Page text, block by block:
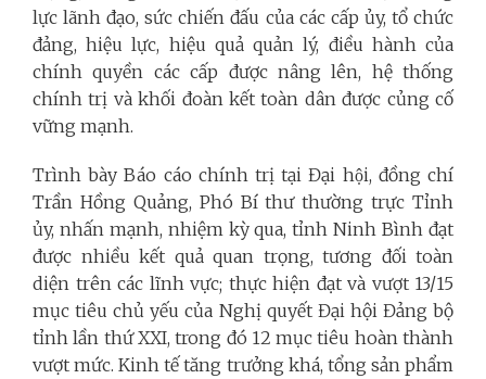
lực lãnh đạo, sức chiến đấu của các cấp ủy, tổ chức
đảng, hiệu lực, hiệu quả quản lý, điều hành của
chính quyền các cấp được nâng lên, hệ thống
chính trị và khối đoàn kết toàn dân được củng cố
vững mạnh.
Trình bày Báo cáo chính trị tại Đại hội, đồng chí
Trần Hồng Quảng, Phó Bí thư thường trực Tỉnh
ủy, nhấn mạnh, nhiệm kỳ qua, tỉnh Ninh Bình đạt
được nhiều kết quả quan trọng, tương đối toàn
diện trên các lĩnh vực; thực hiện đạt và vượt 13/15
mục tiêu chủ yếu của Nghị quyết Đại hội Đảng bộ
tỉnh lần thứ XXI, trong đó 12 mục tiêu hoàn thành
vượt mức. Kinh tế tăng trưởng khá, tổng sản phẩm